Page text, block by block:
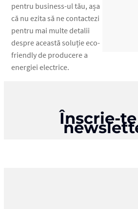
pentru business-ul tău, așa
că nu ezita să ne contactezi
pentru mai multe detalii
despre această soluție eco-
friendly de producere a
energiei electrice.
Înscrie-